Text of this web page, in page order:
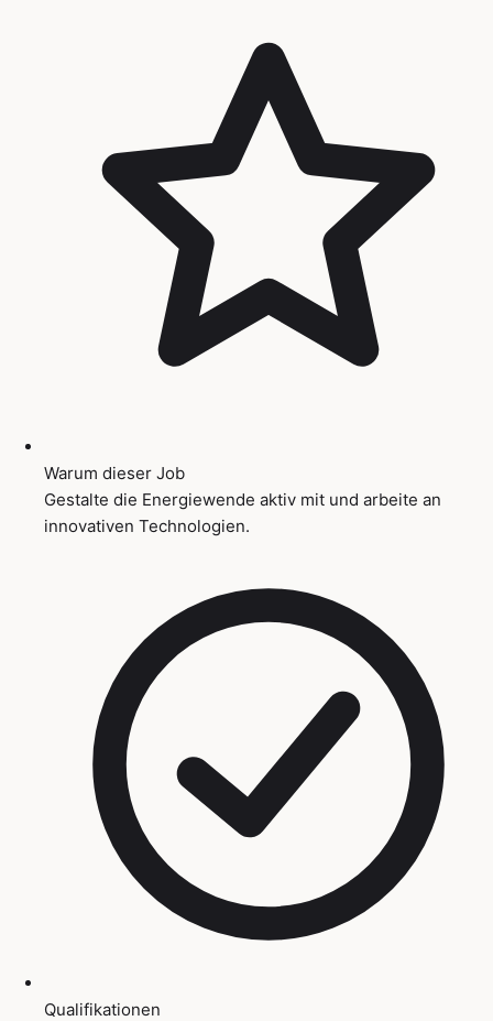
Warum dieser Job
Gestalte die Energiewende aktiv mit und arbeite an
innovativen Technologien.
Qualifikationen